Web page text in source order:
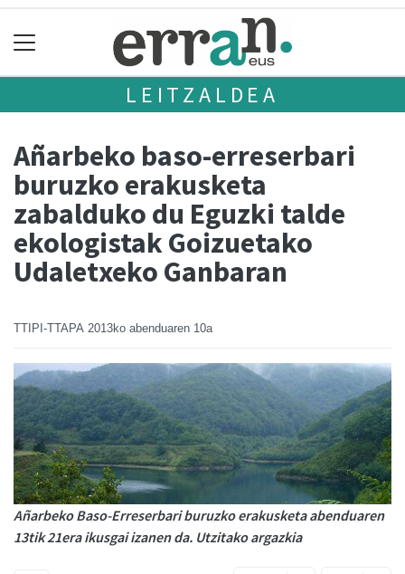
LEITZALDEA
Añarbeko baso-erreserbari
buruzko erakusketa
zabalduko du Eguzki talde
ekologistak Goizuetako
Udaletxeko Ganbaran
TTIPI-TTAPA 2013ko abenduaren 10a
Añarbeko Baso-Erreserbari buruzko erakusketa abenduaren
13tik 21era ikusgai izanen da. Utzitako argazkia